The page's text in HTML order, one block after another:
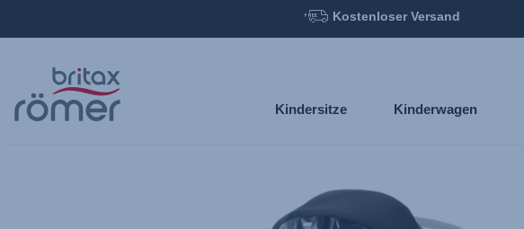
Hauptinhalt
springen
Kostenloser Versand
Kindersitze Kinderwagen